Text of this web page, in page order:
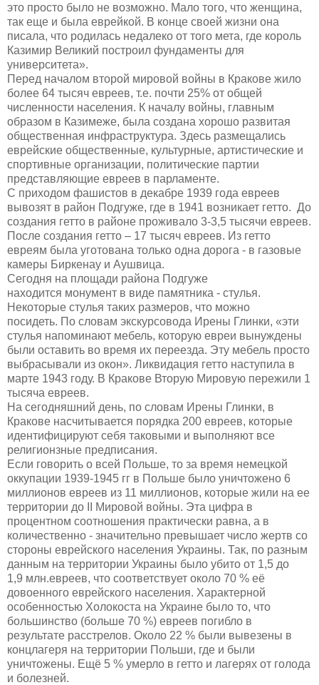
это просто было не возможно. Мало того, что женщина,
так еще и была еврейкой. В конце своей жизни она
писала, что родилась недалеко от того мета, где король
Казимир Великий построил фундаменты для
университета».
Перед началом второй мировой войны в Кракове жило
более 64 тысяч евреев, т.е. почти 25% от общей
численности населения. К началу войны, главным
образом в Казимеже, была создана хорошо развитая
общественная инфраструктура. Здесь размещались
еврейские общественные, культурные, артистические и
спортивные организации, политические партии
представляющие евреев в парламенте.
С приходом фашистов в декабре 1939 года евреев
вывозят в район Подгуже, где в 1941 возникает гетто. До
создания гетто в районе проживало 3-3,5 тысячи евреев.
После создания гетто – 17 тысяч евреев. Из гетто
евреям была уготована только одна дорога - в газовые
камеры Биркенау и Аушвица.
Сегодня на площади района Подгуже
находится монумент в виде памятника - стулья.
Некоторые стулья таких размеров, что можно
посидеть. По словам экскурсовода Ирены Глинки, «эти
стулья напоминают мебель, которую евреи вынуждены
были оставить во время их переезда. Эту мебель просто
выбрасывали из окон». Ликвидация гетто наступила в
марте 1943 году. В Кракове Вторую Мировую пережили 1
тысяча евреев.
На сегодняшний день, по словам Ирены Глинки, в
Кракове насчитывается порядка 200 евреев, которые
идентифицируют себя таковыми и выполняют все
религионзные предписания.
Если говорить о всей Польше, то за время немецкой
оккупации 1939-1945 гг в Польше было уничтожено 6
миллионов евреев из 11 миллионов, которые жили на ее
территории до II Мировой войны. Эта цифра в
процентном соотношения практически равна, а в
количественно - значительно превышает число жертв со
стороны еврейского населения Украины. Так, по разным
данным на территории Украины было убито от 1,5 до
1,9 млн.евреев, что соответствует около 70 % её
довоенного еврейского населения. Характерной
особенностью Холокоста на Украине было то, что
большинство (больше 70 %) евреев погибло в
результате расстрелов. Около 22 % были вывезены в
концлагеря на территории Польши, где и были
уничтожены. Ещё 5 % умерло в гетто и лагерях от голода
и болезней.